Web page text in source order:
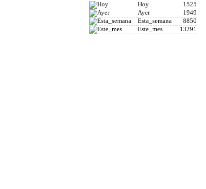
Hoy
1525
Ayer
1949
Esta_semana
8850
Este_mes
13291